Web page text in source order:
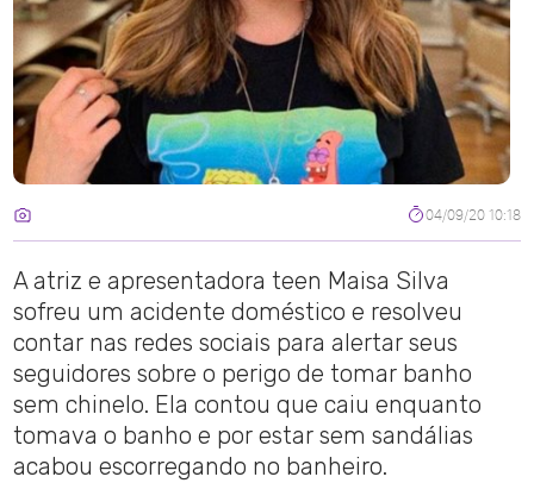
04/09/20 10:18
A atriz e apresentadora teen Maisa Silva
sofreu um acidente doméstico e resolveu
contar nas redes sociais para alertar seus
seguidores sobre o perigo de tomar banho
sem chinelo. Ela contou que caiu enquanto
tomava o banho e por estar sem sandálias
acabou escorregando no banheiro.